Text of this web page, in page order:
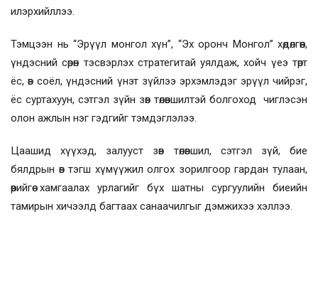
илэрхийллээ.
Тэмцээн нь “Эрүүл монгол хүн”, “Эх оронч Монгол” хөдөлгөөн,
үндэсний сөрөн тэсвэрлэх стратегитай уялдаж, хойч үеэ төрт
ёс, өв соёл, үндэсний үнэт зүйлээ эрхэмлэдэг эрүүл чийрэг,
ёс суртахуун, сэтгэл зүйн зөв төлөвшилтэй болгоход чиглэсэн
олон ажлын нэг гэдгийг тэмдэглэлээ.
Цаашид хүүхэд, залууст зөв төлөвшил, сэтгэл зүй, бие
бялдрын өв тэгш хүмүүжил олгох зорилгоор гардан тулаан,
өөрийгөө хамгаалах урлагийг бүх шатны сургуулийн биеийн
тамирын хичээлд багтаах санаачилгыг дэмжихээ хэллээ.